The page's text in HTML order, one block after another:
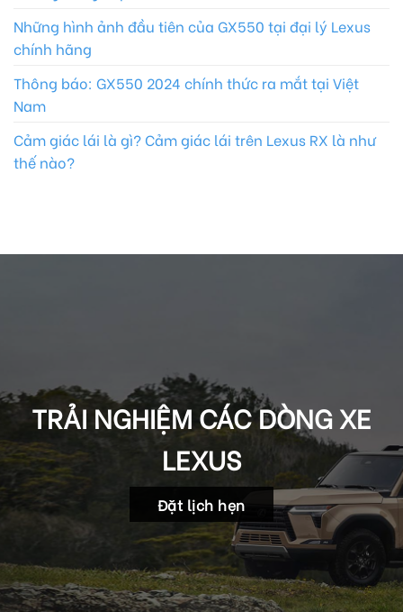
Những hình ảnh đầu tiên của GX550 tại đại lý Lexus
chính hãng
Thông báo: GX550 2024 chính thức ra mắt tại Việt
Nam
Cảm giác lái là gì? Cảm giác lái trên Lexus RX là như
thế nào?
TRẢI NGHIỆM CÁC DÒNG XE
LEXUS
Đặt lịch hẹn